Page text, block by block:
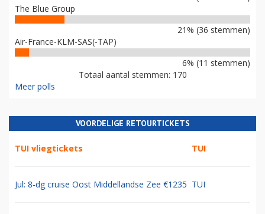
The Blue Group
21% (36 stemmen)
Air-France-KLM-SAS(-TAP)
6% (11 stemmen)
Totaal aantal stemmen: 170
Meer polls
VOORDELIGE RETOURTICKETS
TUI vliegtickets TUI
Jul: 8-dg cruise Oost Middellandse Zee €1235 TUI